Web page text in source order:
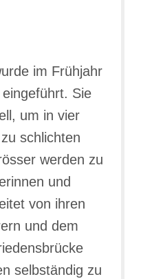
im Frühjahr
Sie
um in vier
schlichten
werden zu
und
von ihren
und dem
selbständig zu